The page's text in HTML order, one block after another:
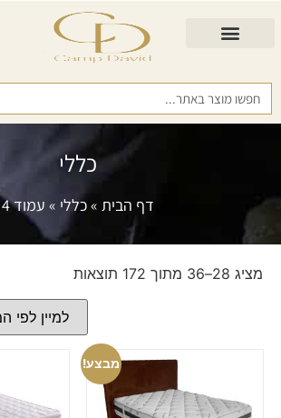
כללי
דף הבית »כללי » עמוד 4
מציג 28–36 מתוך 172 תוצאות
מבצע!